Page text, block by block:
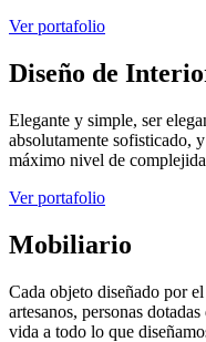
Ver portafolio
Diseño de
Elegante y simple, ser
absolutamente sofisticado,
máximo nivel de
Ver portafolio
Mobiliario
Cada objeto diseñado por
artesanos, personas
vida a todo lo que